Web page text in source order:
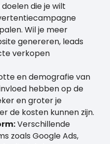
doelen die je wilt
Wil je meer
genereren, leads
verkopen
en demografie van
hebben op de
en groter je
de kosten kunnen zijn.
Verschillende
zoals Google Ads,